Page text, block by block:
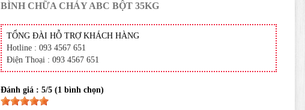
BÌNH CHỮA CHÁY ABC BỘT 35KG
TỔNG ĐÀI HỖ TRỢ KHÁCH HÀNG
Hotline : 093 4567 651
Điện Thoại : 093 4567 651
Đánh giá : 5/5 (1 bình chọn)